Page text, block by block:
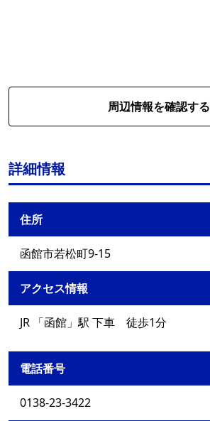
周辺情報を確認する
詳細情報
住所
函館市若松町9-15
アクセス情報
JR 「函館」駅 下車 徒歩1分
電話番号
0138-23-3422